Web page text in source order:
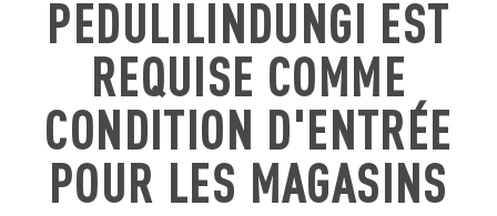
PEDULILINDUNGI EST
REQUISE COMME
CONDITION D'ENTRÉE
POUR LES MAGASINS